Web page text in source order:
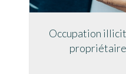
Occupation